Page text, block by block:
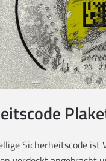
Sicherheitscode ist